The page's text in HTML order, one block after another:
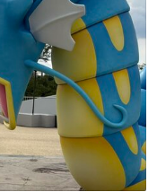
て来た😅 壊れる物な